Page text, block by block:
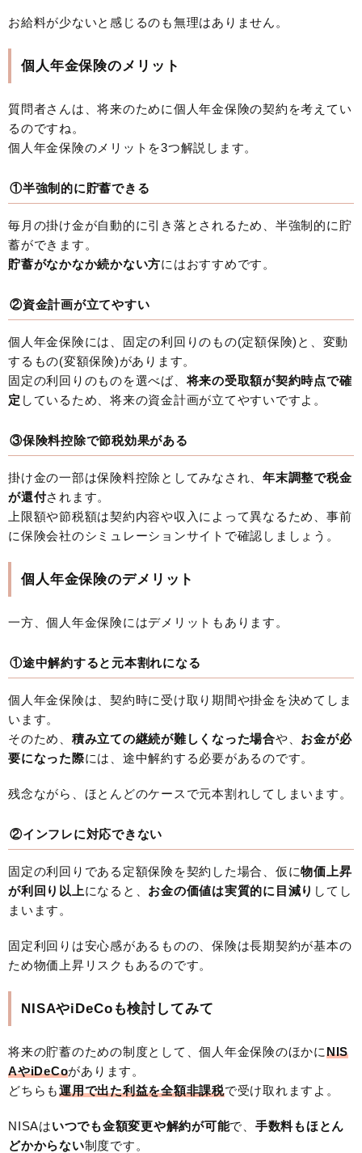
お給料が少ないと感じるのも無理はありません。
個人年金保険のメリット
質問者さんは、将来のために個人年金保険の契約を考えてい
るのですね。
個人年金保険のメリットを3つ解説します。
①半強制的に貯蓄できる
毎月の掛け金が自動的に引き落とされるため、半強制的に貯
蓄ができます。
貯蓄がなかなか続かない方にはおすすめです。
②資金計画が立てやすい
個人年金保険には、固定の利回りのもの(定額保険)と、変動
するもの(変額保険)があります。
固定の利回りのものを選べば、将来の受取額が契約時点で確
定 しているため、将来の資金計画が立てやすいですよ。
③保険料控除で節税効果がある
掛け金の一部は保険料控除としてみなされ、 年末調整で税金
が還付されます。
上限額や節税額は契約内容や収入によって異なるため、事前
に保険会社のシミュレーションサイトで確認しましょう。
個人年金保険のデメリット
一方、個人年金保険にはデメリットもあります。
①途中解約すると元本割れになる
個人年金保険は、契約時に受け取り期間や掛金を決めてしま
います。
そのため、 積み立ての継続が難しくなった場合や、 お金が必
要になった際には、途中解約する必要があるのです。
残念ながら、ほとんどのケースで元本割れしてしまいます。
②インフレに対応できない
固定の利回りである定額保険を契約した場合、仮に物価上昇
が利回り以上になると、 お金の価値は実質的に目減り してし
まいます。
固定利回りは安心感があるものの、保険は長期契約が基本の
ため物価上昇リスクもあるのです。
NISAやiDeCoも検討してみて
将来の貯蓄のための制度として、個人年金保険のほかにNIS
AやiDeCoがあります。
どちらも運用で出た利益を全額非課税で受け取れますよ。
NISAはいつでも金額変更や解約が可能で、 手数料もほとん
どかからない制度です。